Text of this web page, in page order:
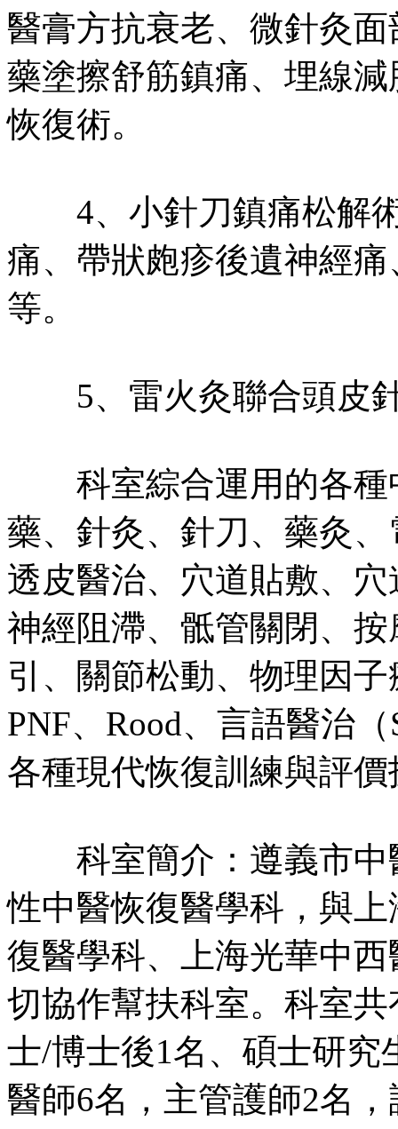
醫膏方抗衰老、微針灸
藥塗擦舒筋鎮痛、埋線
恢復術。
4、小針刀鎮痛松解術
痛、帶狀皰疹後遺神經
等。
5、雷火灸聯合頭皮針
科室綜合運用的各種
藥、針灸、針刀、藥灸
透皮醫治、穴道貼敷、
神經阻滯、骶管關閉、
引、關節松動、物理因子
PNF、Rood、言語醫治
各種現代恢復訓練與評
科室簡介：遵義市中
性中醫恢復醫學科，與
復醫學科、上海光華中
切協作幫扶科室。科室
士/博士後1名、碩士研究
醫師6名，主管護師2名